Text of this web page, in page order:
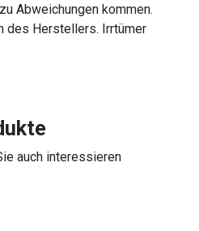
Abweichungen kommen.
des Herstellers. Irrtümer
auch interessieren